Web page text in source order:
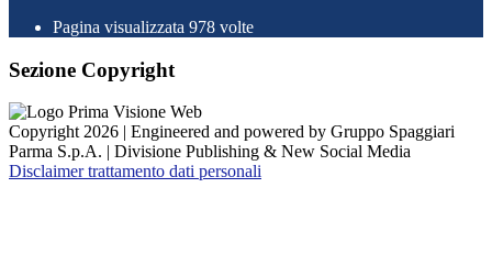
Pagina visualizzata 978 volte
Sezione Copyright
Copyright 2026 | Engineered and powered by Gruppo Spaggiari
Parma S.p.A. | Divisione Publishing & New Social Media
Disclaimer trattamento dati personali